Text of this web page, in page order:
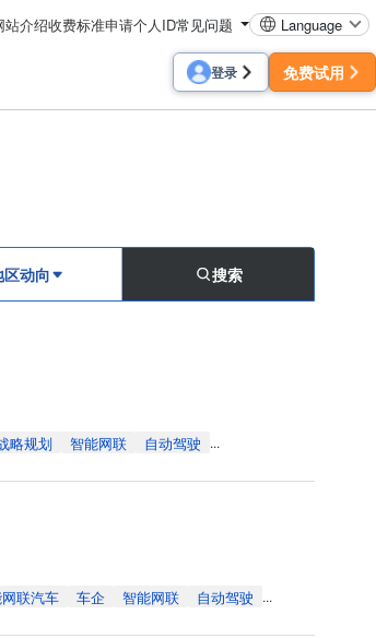
站介绍收费标准申请个人ID常见问题 Language
登录 免费试用
区动向 搜索
略规划 智能网联 自动驾驶 ...
联汽车 车企 智能网联 自动驾驶 ...